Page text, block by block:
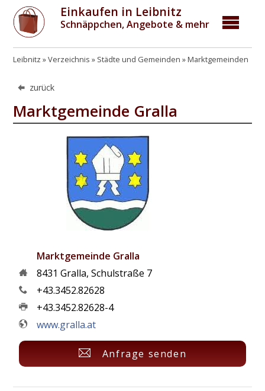
Einkaufen in Leibnitz
Schnäppchen, Angebote & mehr
Leibnitz Verzeichnis Städte und Gemeinden Marktgemeinden
zurück
Marktgemeinde Gralla
Marktgemeinde Gralla
8431 Gralla,Schulstraße 7
+43.3452.82628
+43.3452.82628-4
www.gralla.at
Anfrage senden